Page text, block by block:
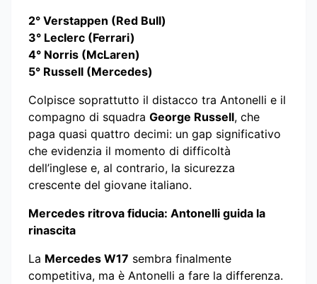
2° Verstappen (Red Bull)
3° Leclerc (Ferrari)
4° Norris (McLaren)
5° Russell (Mercedes)
Colpisce soprattutto il distacco tra Antonelli e il
compagno di squadra George Russell, che
paga quasi quattro decimi: un gap significativo
che evidenzia il momento di difficoltà
dell’inglese e, al contrario, la sicurezza
crescente del giovane italiano.
Mercedes ritrova fiducia: Antonelli guida la
rinascita
La Mercedes W17 sembra finalmente
competitiva, ma è Antonelli a fare la differenza.